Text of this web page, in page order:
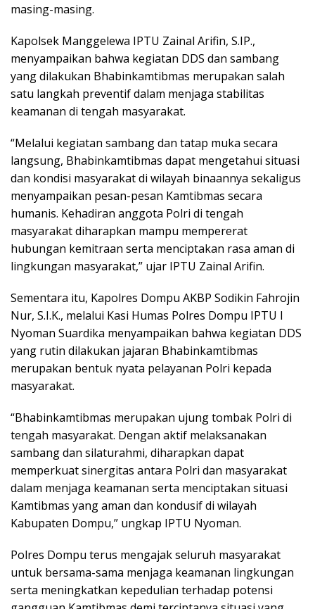
masing-masing.
Kapolsek Manggelewa IPTU Zainal Arifin, S.IP.,
menyampaikan bahwa kegiatan DDS dan sambang
yang dilakukan Bhabinkamtibmas merupakan salah
satu langkah preventif dalam menjaga stabilitas
keamanan di tengah masyarakat.
“Melalui kegiatan sambang dan tatap muka secara
langsung, Bhabinkamtibmas dapat mengetahui situasi
dan kondisi masyarakat di wilayah binaannya sekaligus
menyampaikan pesan-pesan Kamtibmas secara
humanis. Kehadiran anggota Polri di tengah
masyarakat diharapkan mampu mempererat
hubungan kemitraan serta menciptakan rasa aman di
lingkungan masyarakat,” ujar IPTU Zainal Arifin.
Sementara itu, Kapolres Dompu AKBP Sodikin Fahrojin
Nur, S.I.K., melalui Kasi Humas Polres Dompu IPTU I
Nyoman Suardika menyampaikan bahwa kegiatan DDS
yang rutin dilakukan jajaran Bhabinkamtibmas
merupakan bentuk nyata pelayanan Polri kepada
masyarakat.
“Bhabinkamtibmas merupakan ujung tombak Polri di
tengah masyarakat. Dengan aktif melaksanakan
sambang dan silaturahmi, diharapkan dapat
memperkuat sinergitas antara Polri dan masyarakat
dalam menjaga keamanan serta menciptakan situasi
Kamtibmas yang aman dan kondusif di wilayah
Kabupaten Dompu,” ungkap IPTU Nyoman.
Polres Dompu terus mengajak seluruh masyarakat
untuk bersama-sama menjaga keamanan lingkungan
serta meningkatkan kepedulian terhadap potensi